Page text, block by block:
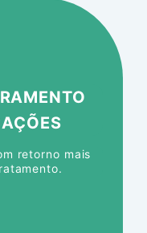
retorno mais